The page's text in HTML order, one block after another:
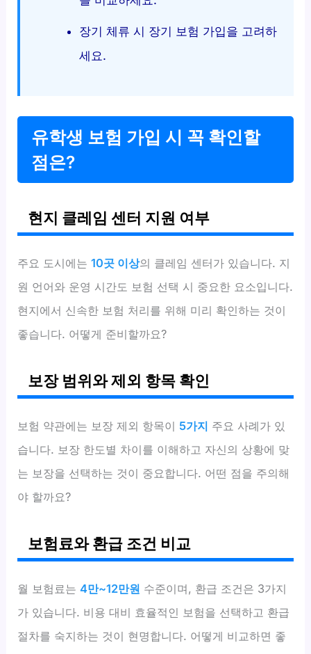
장기 체류 시 장기 보험 가입을 고려하
세요.
유학생 보험 가입 시 꼭 확인할
점은?
현지 클레임 센터 지원 여부
주요 도시에는10곳 이상의 클레임 센터가 있습니다. 지
원 언어와 운영 시간도 보험 선택 시 중요한 요소입니다.
현지에서 신속한 보험 처리를 위해 미리 확인하는 것이
좋습니다. 어떻게 준비할까요?
보장 범위와 제외 항목 확인
보험 약관에는 보장 제외 항목이 5가지 주요 사례가 있
습니다. 보장 한도별 차이를 이해하고 자신의 상황에 맞
는 보장을 선택하는 것이 중요합니다. 어떤 점을 주의해
야 할까요?
보험료와 환급 조건 비교
월 보험료는4만~12만원 수준이며, 환급 조건은 3가지
가 있습니다. 비용 대비 효율적인 보험을 선택하고 환급
절차를 숙지하는 것이 현명합니다. 어떻게 비교하면 좋